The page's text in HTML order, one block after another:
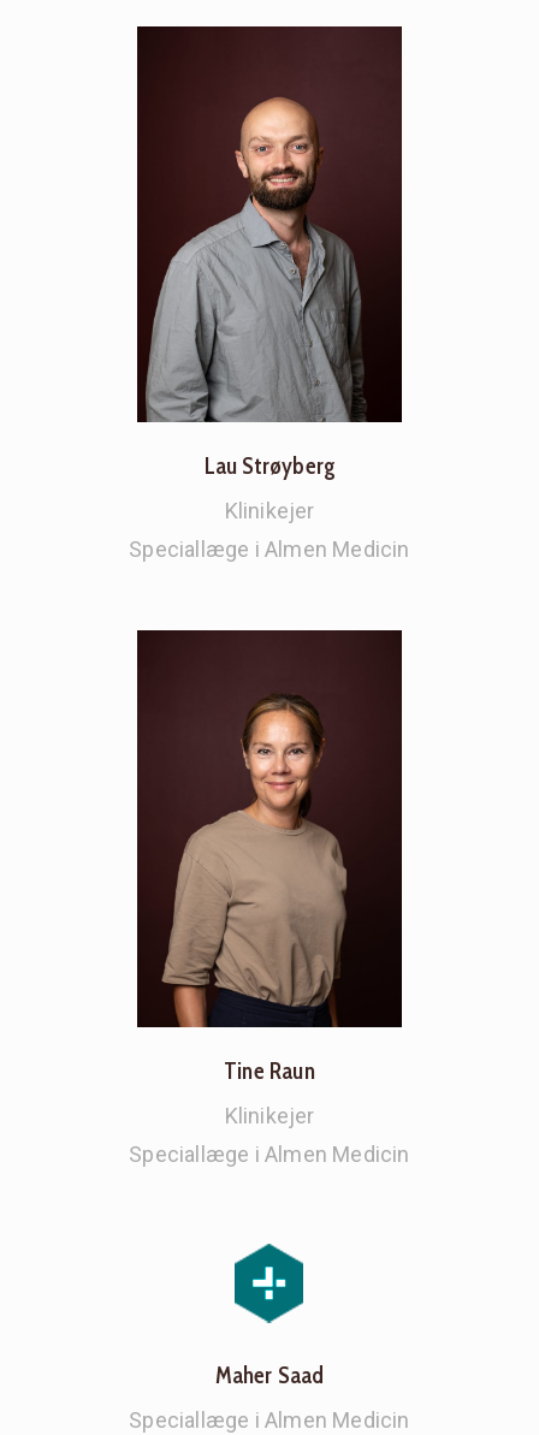
Lau Strøyberg
Klinikejer
Speciallæge i Almen Medicin
Tine Raun
Klinikejer
Speciallæge i Almen Medicin
Maher Saad
Speciallæge i Almen Medicin